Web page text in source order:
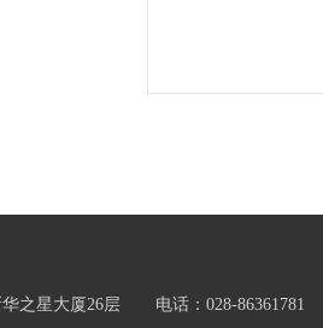
华之星大厦26层 电话：028-86361781